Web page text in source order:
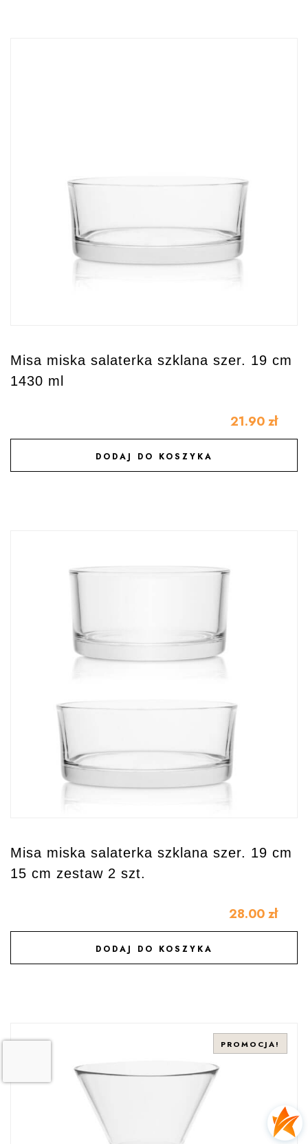
Misa miska salaterka szklana szer. 19 cm
1430 ml
21.90 zł
DODAJ DO KOSZYKA
DODAJ DO ULUBIONYCH
Misa miska salaterka szklana szer. 19 cm
15 cm zestaw 2 szt.
28.00 zł
DODAJ DO KOSZYKA
DODAJ DO ULUBIONYCH
PROMOCJA!